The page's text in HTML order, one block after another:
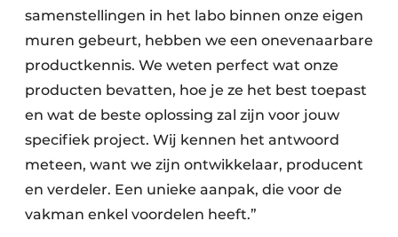
samenstellingen in het labo binnen onze eigen
muren gebeurt, hebben we een onevenaarbare
productkennis. We weten perfect wat onze
producten bevatten, hoe je ze het best toepast
en wat de beste oplossing zal zijn voor jouw
specifiek project. Wij kennen het antwoord
meteen, want we zijn ontwikkelaar, producent
en verdeler. Een unieke aanpak, die voor de
vakman enkel voordelen heeft.”